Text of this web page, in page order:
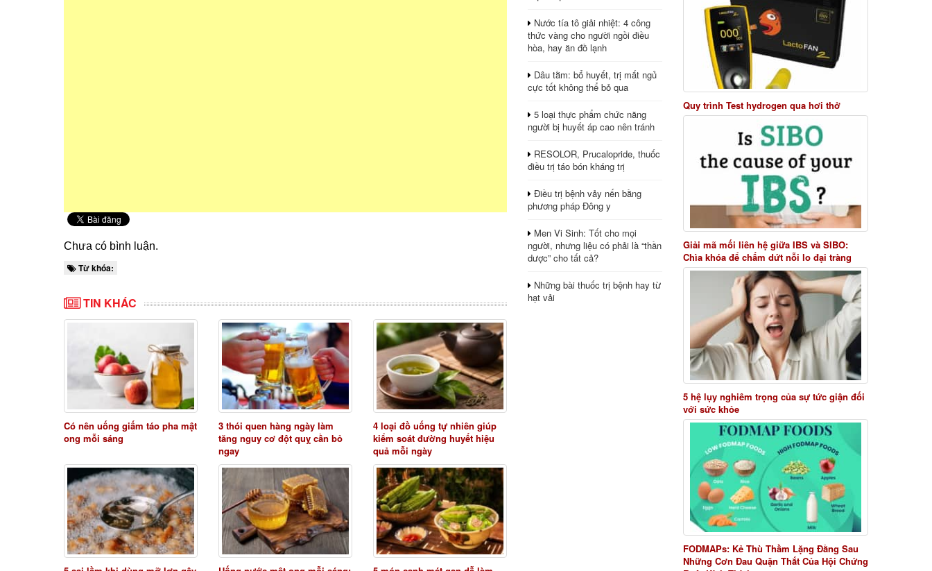
Chưa có bình luận.
Từ khóa:
TIN KHÁC
Có nên uống giấm táo pha mật
ong mỗi sáng
3 thói quen hàng ngày làm
tăng nguy cơ đột quỵ cần bỏ
ngay
4 loại đồ uống tự nhiên giúp
kiểm soát đường huyết hiệu
quả mỗi ngày
Nước tía tô giải nhiệt: 4 công
thức vàng cho người ngồi điều
hòa, hay ăn đồ lạnh
Dâu tằm: bổ huyết, trị mất ngủ
cực tốt không thể bỏ qua
5 loại thực phẩm chức năng
người bị huyết áp cao nên tránh
RESOLOR, Prucalopride, thuốc
điều trị táo bón kháng trị
Điều trị bệnh vảy nến bằng
phương pháp Đông y
Men Vi Sinh: Tốt cho mọi
người, nhưng liệu có phải là “thần
dược” cho tất cả?
Những bài thuốc trị bệnh hay từ
hạt vải
Quy trình Test hydrogen qua hơi thở
Giải mã mối liên hệ giữa IBS và SIBO:
Chìa khóa để chấm dứt nỗi lo đại tràng
5 hệ lụy nghiêm trọng của sự tức giận đối
với sức khỏe
FODMAPs: Kẻ Thù Thầm Lặng Đằng Sau
Những Cơn Đau Quặn Thắt Của Hội Chứng